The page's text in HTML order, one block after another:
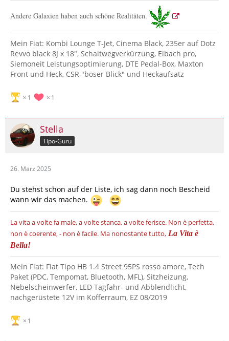
Andere Galaxien haben auch schöne Realitäten.
Mein Fiat: Kombi Lounge T-Jet, Cinema Black, 235er auf Dotz
Revvo black 8J x 18", Schaltwegverkürzung, Eibach pro,
Siemoneit Leistungsoptimierung, DTE Pedal-Box, Maxton
Front und Heck, CSR "böser Blick" und Heckaufsatz
1 1
Stella
Tipo-Guru
26. März 2025
Du stehst schon auf der Liste, ich sag dann noch Bescheid
wann wir das machen.
La vita a volte fa male, a volte stanca, a volte ferisce. Non è perfetta,
non è coerente, - non è facile. Ma nonostante tutto, La Vita è
Bella!
Mein Fiat: Fiat Tipo HB 1.4 Street 95PS rosso amore, Tech
Paket (PDC, Tempomat, Bluetooth, MFL), Sitzheizung,
Nebelscheinwerfer, LED Tagfahr- und Abblendlicht,
nachgerüstete 12V im Kofferraum, EZ 08/2019
1